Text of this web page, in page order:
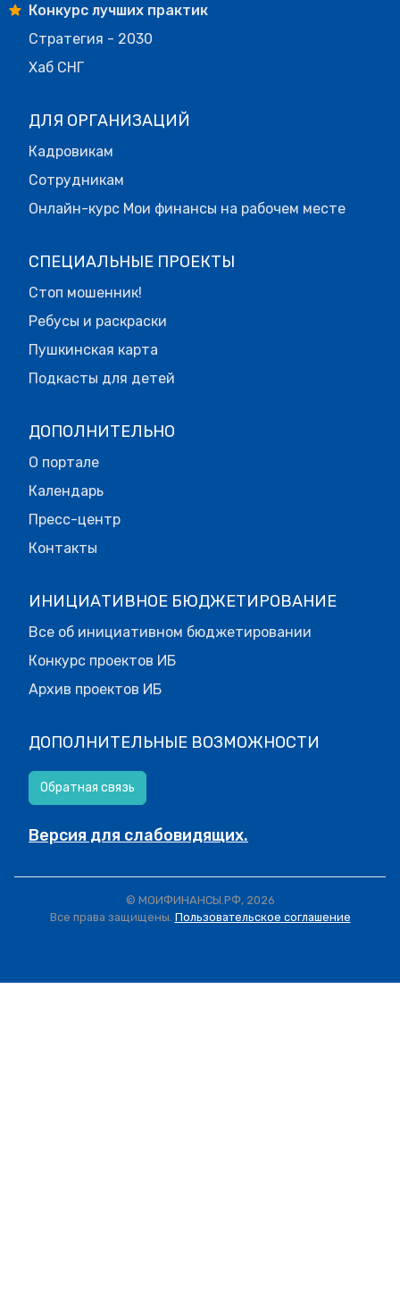
Конкурс лучших практик
Стратегия - 2030
Хаб СНГ
ДЛЯ ОРГАНИЗАЦИЙ
Кадровикам
Сотрудникам
Онлайн-курс Мои финансы на рабочем месте
СПЕЦИАЛЬНЫЕ ПРОЕКТЫ
Стоп мошенник!
Ребусы и раскраски
Пушкинская карта
Подкасты для детей
ДОПОЛНИТЕЛЬНО
О портале
Календарь
Пресс-центр
Контакты
ИНИЦИАТИВНОЕ БЮДЖЕТИРОВАНИЕ
Все об инициативном бюджетировании
Конкурс проектов ИБ
Архив проектов ИБ
ДОПОЛНИТЕЛЬНЫЕ ВОЗМОЖНОСТИ
Обратная связь
Версия для слабовидящих.
© МОИФИНАНСЫ.РФ, 2026
Все права защищены. Пользовательское соглашение